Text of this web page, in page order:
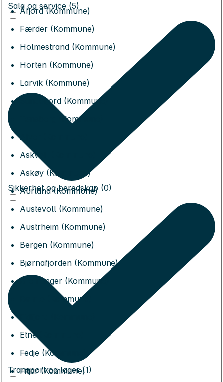
Åfjord (Kommune)
Færder (Kommune)
Holmestrand (Kommune)
Horten (Kommune)
Larvik (Kommune)
Sandefjord (Kommune)
Tønsberg (Kommune)
Alver (Kommune)
Askvoll (Kommune)
Askøy (Kommune)
Aurland (Kommune)
Austevoll (Kommune)
Austrheim (Kommune)
Bergen (Kommune)
Bjørnafjorden (Kommune)
Bremanger (Kommune)
Bømlo (Kommune)
Etne (Kommune)
Fedje (Kommune)
Fitjar (Kommune)
Salg og service (5)
Sikkerhet og beredskap (0)
Transport og lager (1)